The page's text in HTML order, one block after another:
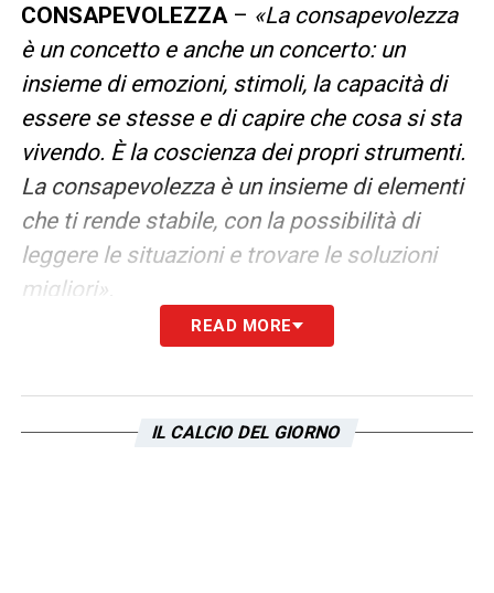
CONSAPEVOLEZZA– «La consapevolezza
è un concetto e anche un concerto: un
insieme di emozioni, stimoli, la capacità di
essere se stesse e di capire che cosa si sta
vivendo. È la coscienza dei propri strumenti.
La consapevolezza è un insieme di elementi
che ti rende stabile, con la possibilità di
leggere le situazioni e trovare le soluzioni
migliori».
«Non credo che ci mancasse,
consapevolezza è aver già vissuto certe
READ MORE
IL CALCIO DEL GIORNO